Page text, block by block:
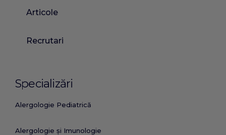
Articole
Recrutari
Specializări
Alergologie Pediatrică
Alergologie și Imunologie